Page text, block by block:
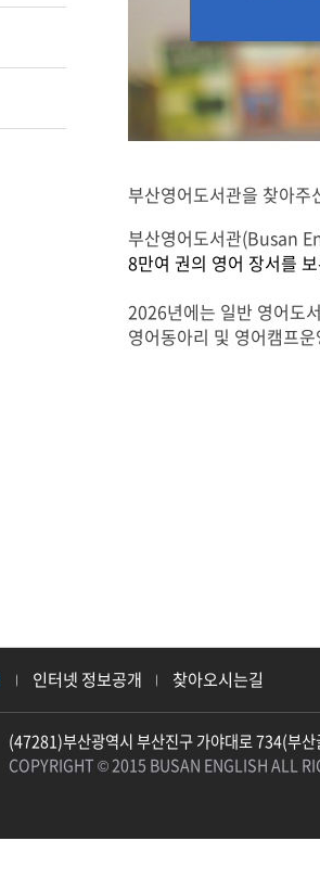
부산영어도서관을 찾아
부산영어도서관(Busan
8만여 권의 영어 장서를
2026년에는 일반 영어도
영어동아리 및 영어캠프
인터넷 정보공개 찾아오시는길
(47281)부산광역시 부산진구 가야대로 734(부
COPYRIGHT © 2015 BUSAN ENGLISH ALL